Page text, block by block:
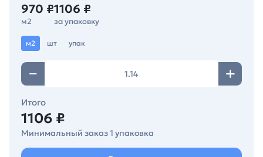
970 ₽
м2
1106 ₽
за упаковку
м2 шт упак
Итого
1106 ₽
Минимальный заказ 1 упаковка